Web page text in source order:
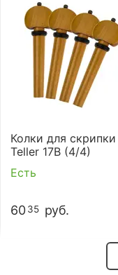
Колки для скрипки
Teller 17B (4/4)
Есть
60 35 руб.